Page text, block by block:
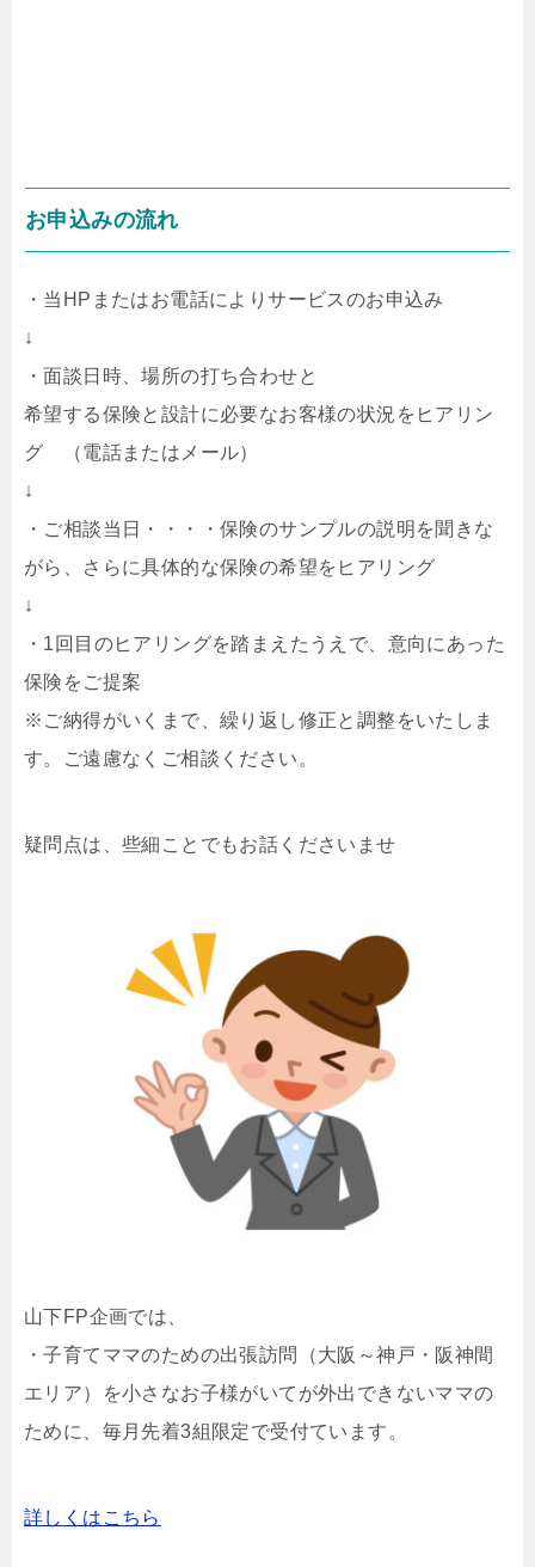
お申込みの流れ
・当HPまたはお電話によりサービスのお申込み
↓
・面談日時、場所の打ち合わせと
希望する保険と設計に必要なお客様の状況をヒアリン
グ （電話またはメール）
↓
・ご相談当日・・・・保険のサンプルの説明を聞きな
がら、さらに具体的な保険の希望をヒアリング
↓
・1回目のヒアリングを踏まえたうえで、意向にあった
保険をご提案
※ご納得がいくまで、繰り返し修正と調整をいたしま
す。ご遠慮なくご相談ください。
疑問点は、些細ことでもお話くださいませ
山下FP企画では、
・子育てママのための出張訪問（大阪～神戸・阪神間
エリア）を小さなお子様がいてが外出できないママの
ために、毎月先着3組限定で受付ています。
詳しくはこちら